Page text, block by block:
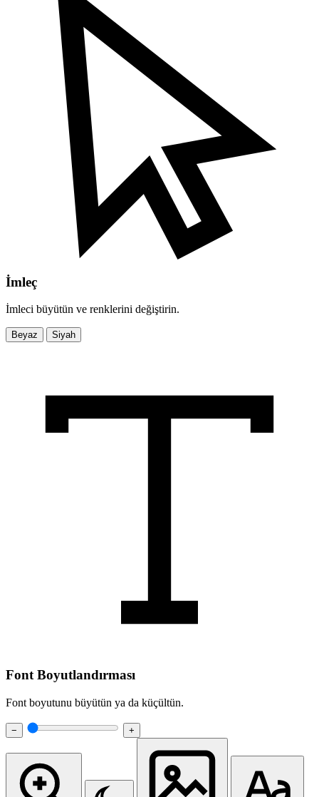
İmleç
İmleci büyütün ve renklerini değiştirin.
Beyaz Siyah
Font Boyutlandırması
Font boyutunu büyütün ya da küçültün.
− +